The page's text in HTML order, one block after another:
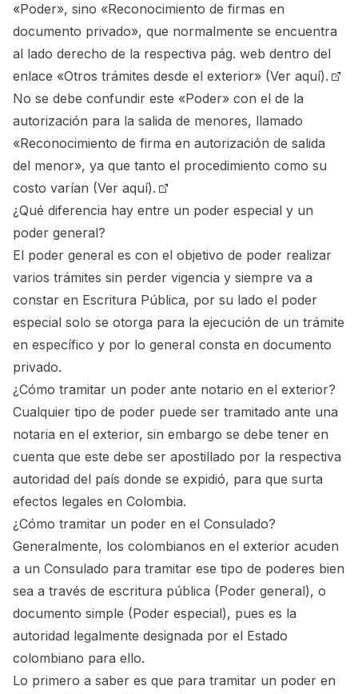
«Poder», sino «Reconocimiento de firmas en
documento privado», que normalmente se encuentra
al lado derecho de la respectiva pág. web dentro del
enlace «Otros trámites desde el exterior» (Ver aquí).
No se debe confundir este «Poder» con el de la
autorización para la salida de menores, llamado
«Reconocimiento de firma en autorización de salida
del menor», ya que tanto el procedimiento como su
costo varían (Ver aquí).
¿Qué diferencia hay entre un poder especial y un
poder general?
El poder general es con el objetivo de poder realizar
varios trámites sin perder vigencia y siempre va a
constar en Escritura Pública, por su lado el poder
especial solo se otorga para la ejecución de un trámite
en específico y por lo general consta en documento
privado.
¿Cómo tramitar un poder ante notario en el exterior?
Cualquier tipo de poder puede ser tramitado ante una
notaria en el exterior, sin embargo se debe tener en
cuenta que este debe ser apostillado por la respectiva
autoridad del país donde se expidió, para que surta
efectos legales en Colombia.
¿Cómo tramitar un poder en el Consulado?
Generalmente, los colombianos en el exterior acuden
a un Consulado para tramitar ese tipo de poderes bien
sea a través de escritura pública (Poder general), o
documento simple (Poder especial), pues es la
autoridad legalmente designada por el Estado
colombiano para ello.
Lo primero a saber es que para tramitar un poder en